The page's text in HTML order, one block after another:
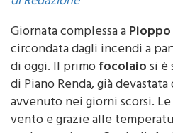
Giornata complessa a
circondata dagli incendi a
di oggi. Il primofocolaiosi è
di Piano Renda, già
avvenuto nei giorni scorsi. Le
vento e grazie alle
anche raggiunto Casaboli.